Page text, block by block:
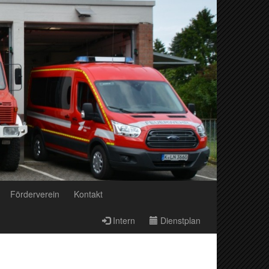
Förderverein Kontakt
Intern Dienstplan